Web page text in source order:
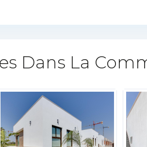
Dans La